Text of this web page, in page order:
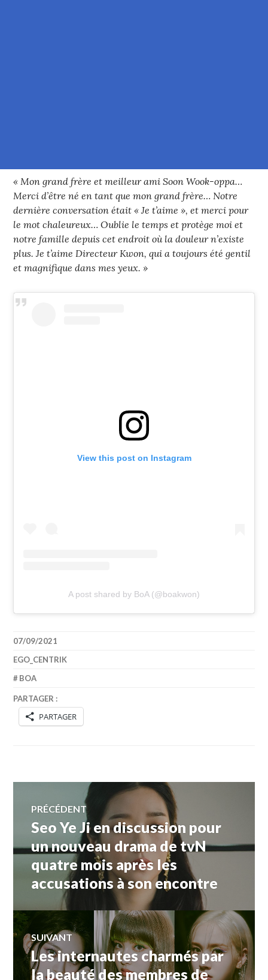
« Mon grand frère et meilleur ami Soon Wook-oppa…
Merci d’être né en tant que mon grand frère… Notre
dernière conversation était « Je t’aime », et merci pour
le mot chaleureux… Oublie le temps et protège moi et
notre famille depuis cet endroit où la douleur n’existe
plus. Je t’aime Directeur Kwon, qui a toujours été gentil
et magnifique dans mes yeux. »
View this post on Instagram
A post shared by BoA (@boakwon)
07/09/2021
EGO_CENTRIK
BOA
PARTAGER :
PARTAGER
Navigation
de
l’article
PRÉCÉDENT
Article
précédent :
Seo Ye Ji en discussion pour
un nouveau drama de tvN
quatre mois après les
accusations à son encontre
SUIVANT
Article
Suivant:
Les internautes charmés par
la beauté des membres de